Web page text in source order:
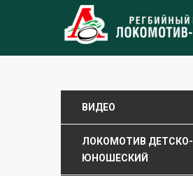
ВИДЕО
ЛОКОМОТИВ ДЕТСКО-
ЮНОШЕСКИЙ